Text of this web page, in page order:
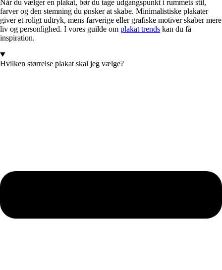
Når du vælger en plakat, bør du tage udgangspunkt i rummets stil,
farver og den stemning du ønsker at skabe. Minimalistiske plakater
giver et roligt udtryk, mens farverige eller grafiske motiver skaber mere
liv og personlighed. I vores guilde om plakat trends kan du få
inspiration.
Hvilken størrelse plakat skal jeg vælge?